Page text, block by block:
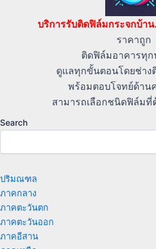
บริการรับติดฟิล์มกระจกบ้า
ราคาถูก
ติดฟิล์มอาคารทุก
ดูแลทุกขั้นตอนโดยช่าง
พร้อมตอบโจทย์ด้าน
สามารถเลือกชนิดฟิล์มที่
Search
ปริมณฑล
ภาคกลาง
ภาคตะวันตก
ภาคตะวันออก
ภาคอีสาน